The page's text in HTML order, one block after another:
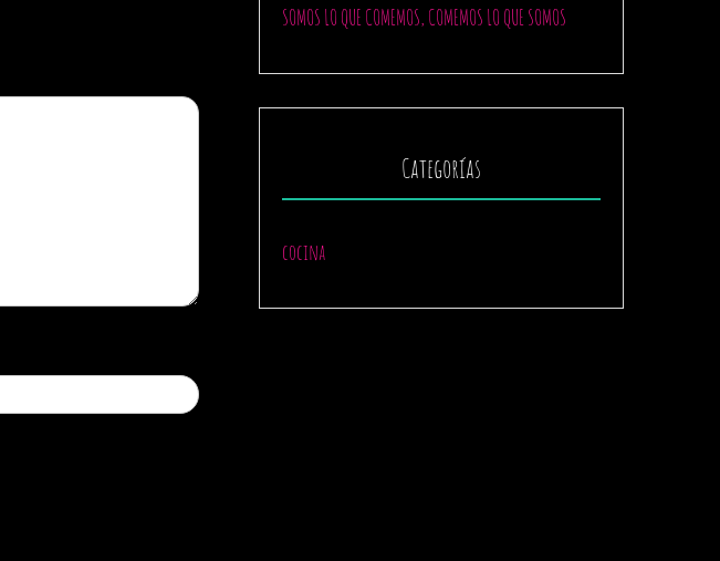
SOMOS LO QUE COMEMOS, COMEMOS LO QUE SOMOS
Categorías
cocina